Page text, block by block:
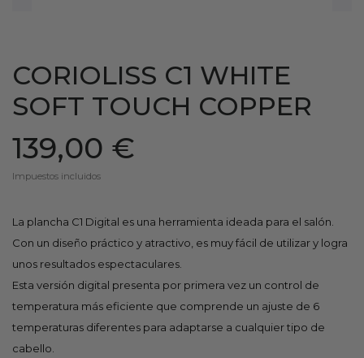
CORIOLISS C1 WHITE
SOFT TOUCH COPPER
139,00 €
Impuestos incluidos
La plancha C1 Digital es una herramienta ideada para el salón.
Con un diseño práctico y atractivo, es muy fácil de utilizar y logra
unos resultados espectaculares.
Esta versión digital presenta por primera vez un control de
temperatura más eficiente que comprende un ajuste de 6
temperaturas diferentes para adaptarse a cualquier tipo de
cabello.